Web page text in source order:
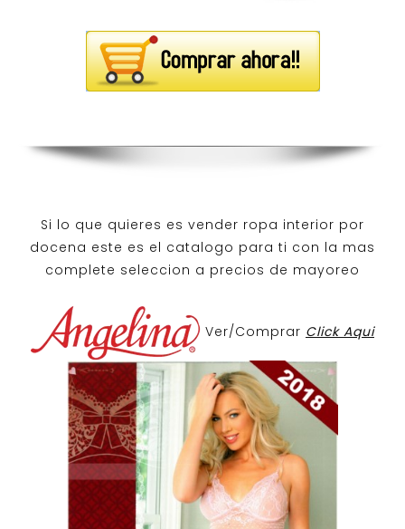
Si lo que quieres es vender ropa interior por
docena este es el catalogo para ti con la mas
complete seleccion a precios de mayoreo
Ver/Comprar Click Aqui